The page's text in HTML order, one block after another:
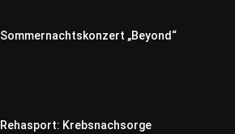
Sommernachtskonzert „Beyond“
Rehasport: Krebsnachsorge